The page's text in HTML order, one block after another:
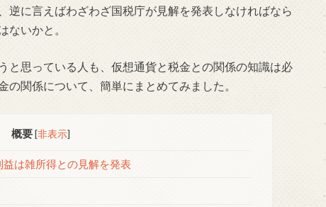
逆に言えばわざわざ国税庁が見解を発表しなければなら
ないかと。
思っている人も、仮想通貨と税金との関係の知識は必
関係について、簡単にまとめてみました。
概要 [非表示]
は雑所得との見解を発表